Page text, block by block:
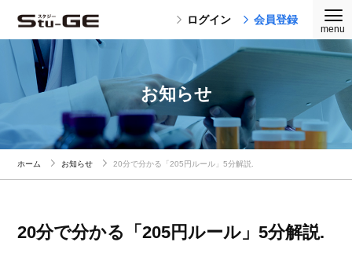
ログイン 会員登録
お知らせ
ホーム お知らせ 20分で分かる「205円ルール」5分解説.
20分で分かる「205円ルール」5分解説.